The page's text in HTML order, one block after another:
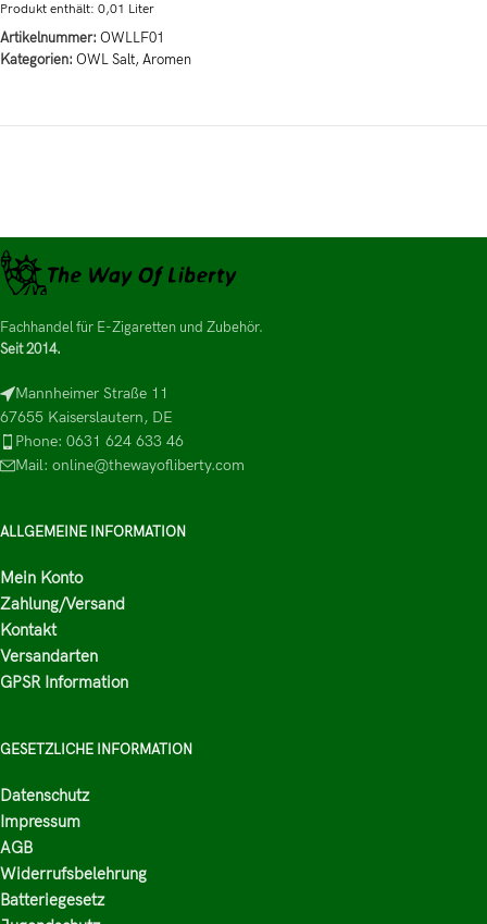
Produkt enthält: 0,01 Liter
Artikelnummer: OWLLF01
Kategorien: OWL Salt,Aromen
Fachhandel für E-Zigaretten und Zubehör.
Seit 2014.
Mannheimer Straße 11
67655 Kaiserslautern, DE
Phone: 0631 624 633 46
Mail: online@thewayofliberty.com
ALLGEMEINE INFORMATION
Mein Konto
Zahlung/Versand
Kontakt
Versandarten
GPSR Information
GESETZLICHE INFORMATION
Datenschutz
Impressum
AGB
Widerrufsbelehrung
Batteriegesetz